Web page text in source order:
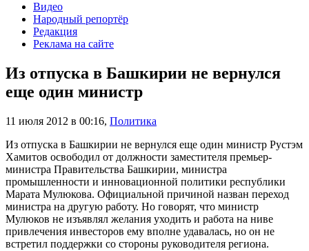
Видео
Народный репортёр
Редакция
Реклама на сайте
Из отпуска в Башкирии не вернулся
еще один министр
11 июля 2012 в 00:16, Политика
Из отпуска в Башкирии не вернулся еще один министр Рустэм
Хамитов освободил от должности заместителя премьер-
министра Правительства Башкирии, министра
промышленности и инновационной политики республики
Марата Мулюкова. Официальной причиной назван переход
министра на другую работу. Но говорят, что министр
Мулюков не изъявлял желания уходить и работа на ниве
привлечения инвесторов ему вполне удавалась, но он не
встретил поддержки со стороны руководителя региона.